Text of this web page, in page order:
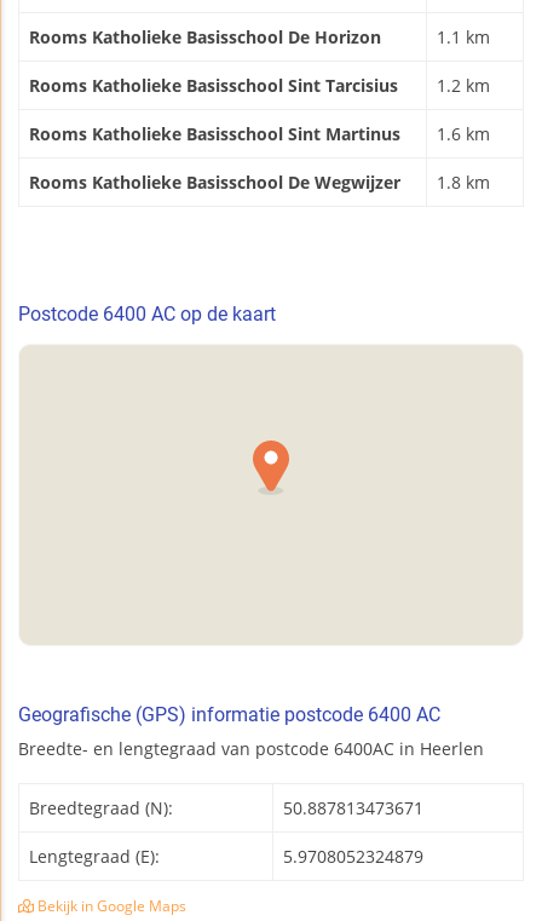
Rooms Katholieke Basisschool De Horizon 1.1 km
Rooms Katholieke Basisschool Sint Tarcisius 1.2 km
Rooms Katholieke Basisschool Sint Martinus 1.6 km
Rooms Katholieke Basisschool De Wegwijzer 1.8 km
Postcode 6400 AC op de kaart
Geografische (GPS) informatie postcode 6400 AC
Breedte- en lengtegraad van postcode 6400AC in Heerlen
Breedtegraad (N): 50.887813473671
Lengtegraad (E): 5.9708052324879
Bekijk in Google Maps